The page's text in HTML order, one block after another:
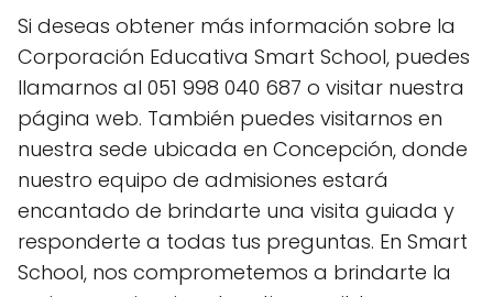
Si deseas obtener más información sobre la
Corporación Educativa Smart School, puedes
llamarnos al 051 998 040 687 o visitar nuestra
página web. También puedes visitarnos en
nuestra sede ubicada en Concepción, donde
nuestro equipo de admisiones estará
encantado de brindarte una visita guiada y
responderte a todas tus preguntas. En Smart
School, nos comprometemos a brindarte la